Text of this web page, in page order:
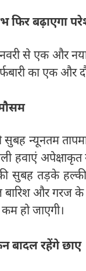
फिर बढ़ाएगा
से एक और नया
का एक और
न्यूनतम
हवाएं
सुबह तड़के
और गरज के
हो जाएगी।
बादल रहेंगे छाए